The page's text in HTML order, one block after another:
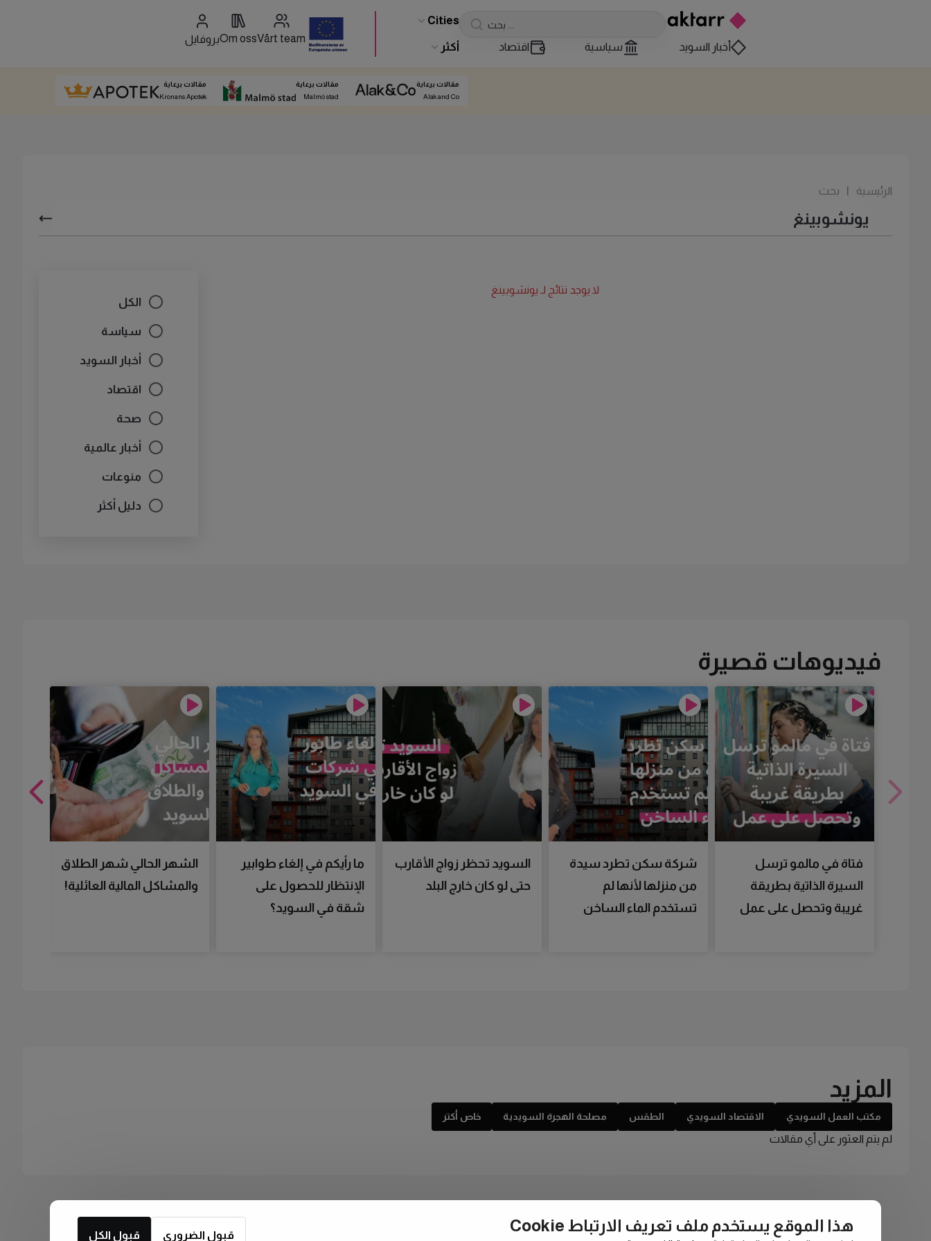
Cities
أخبار السويد سياسية اقتصاد أكثر
Vårt team
Om ossبروفايل
مقالات برعاية
Alak and Co
مقالات برعاية
Malmö stad
مقالات برعاية
Kronans Apotek
الرئيسية | بحث
الكل
سياسة
أخبار السويد
اقتصاد
صحة
أخبار عالمية
منوعات
دليل أكثر
لا يوجد نتائج لـ يونشوبينغ
فيديوهات قصيرة
فتاة في مالمو ترسل
السيرة الذاتية بطريقة
غريبة وتحصل على عمل
شركة سكن تطرد سيدة
من منزلها لأنها لم
تستخدم الماء الساخن
السويد تحظر زواج الأقارب
حتى لو كان خارج البلد
ما رأيكم في إلغاء طوابير
الإنتظار للحصول على
شقة في السويد؟
الشهر الحالي شهر الطلاق
والمشاكل المالية العائلية!
المزيد
مكتب العمل السويدي الاقتصاد السويدي الطقس مصلحة الهجرة السويدية خاص أكتر
لم يتم العثور على أي مقالات
هذا الموقع يستخدم ملف تعريف الارتباط Cookie
قبول الكل قبول الضروري